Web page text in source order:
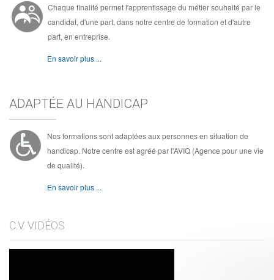
Chaque finalité permet l'apprentissage du métier souhaité par le
candidat, d'une part, dans notre centre de formation et d'autre
part, en entreprise.
En savoir plus ...
ADAPTÉE AU HANDICAP
Nos formations sont adaptées aux personnes en situation de
handicap. Notre centre est agréé par l'AVIQ (Agence pour une vie
de qualité).
En savoir plus ...
C.V. VIDÉOS